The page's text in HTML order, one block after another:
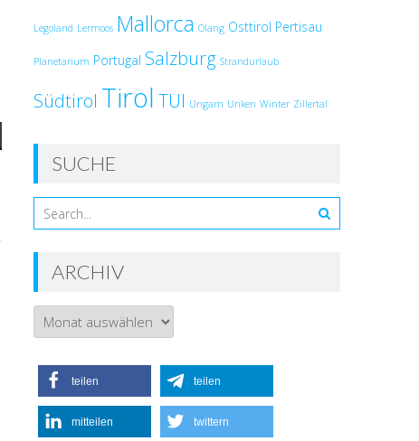
Legoland Lermoos Mallorca Olang Osttirol Pertisau
Planetarium Portugal Salzburg Strandurlaub
Südtirol Tirol TUI Ungarn Unken Winter Zillertal
SUCHE
ARCHIV
Archiv
teilen teilen
mitteilen twittern